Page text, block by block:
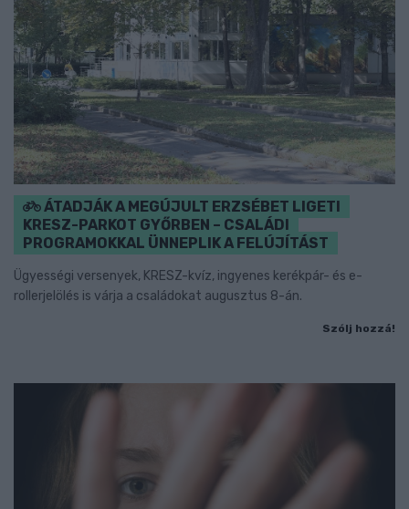
ÁTADJÁK A MEGÚJULT ERZSÉBET LIGETI
KRESZ-PARKOT GYŐRBEN – CSALÁDI
PROGRAMOKKAL ÜNNEPLIK A FELÚJÍTÁST
Ügyességi versenyek, KRESZ-kvíz, ingyenes kerékpár- és e-
rollerjelölés is várja a családokat augusztus 8-án.
Szólj hozzá!